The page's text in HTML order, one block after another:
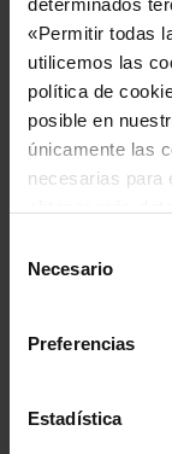
«Permitir todas
utilicemos las
política de
posible en
únicamente las
necesarias para
Respecto a las
.
también podrá
https://
Necesario
Preferencias
Estadística
Why cloud-